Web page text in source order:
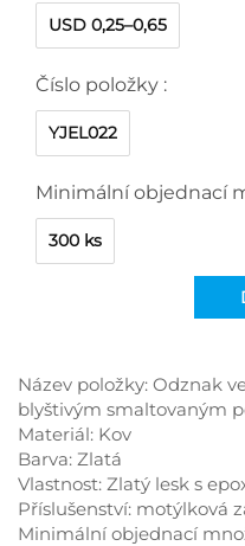
USD 0,25–0,65
Číslo položky :
YJEL022
Minimální objednací
300 ks
Název položky: Odznak
blyštivým smaltovaným
Materiál: Kov
Barva: Zlatá
Vlastnost: Zlatý lesk s
Příslušenství: motýlková
Minimální objednací